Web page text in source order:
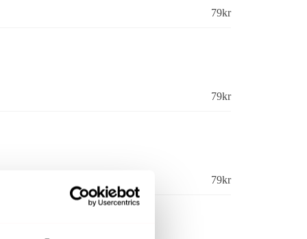
79kr
79kr
79kr